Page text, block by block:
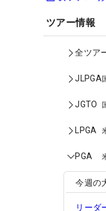
ツアー情報
全ツア
JLPGA
JGTO
LPGA
PGA
今週の
リーダ